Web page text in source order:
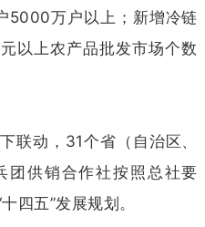
5000万户以上；新增冷链
以上农产品批发市场个数
联动，31个省（自治区、
团供销合作社按照总社要
四五”发展规划。